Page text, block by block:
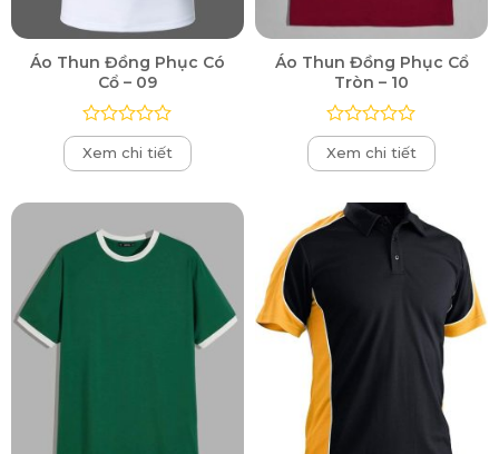
Áo Thun Đồng Phục Có
Cổ – 09
Được
xếp
hạng
sao
Xem chi tiết
Áo Thun Đồng Phục Cổ
Tròn – 10
Được
xếp
hạng
5
sao
Xem chi tiết